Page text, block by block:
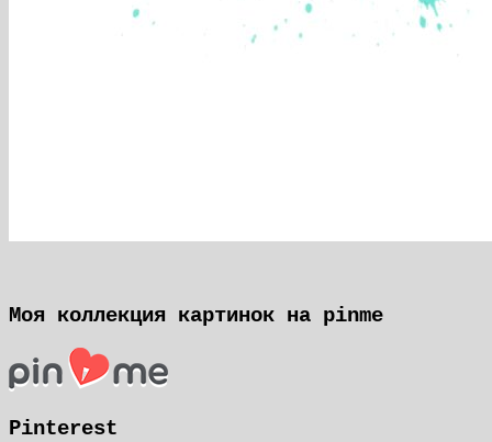
Моя коллекция картинок на pinme
Pinterest